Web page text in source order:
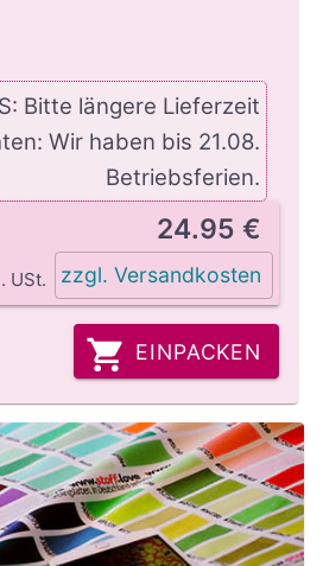
Bitte längere Lieferzeit
Wir haben bis 21.08.
Betriebsferien.
24.95 €
USt. zzgl. Versandkosten
EINPACKEN